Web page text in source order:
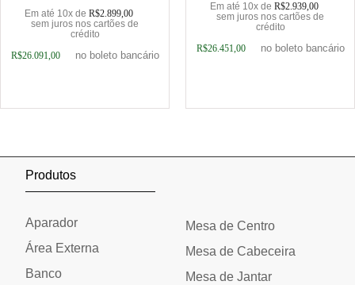
Em até 10x de R$2.899,00
sem juros nos cartões de
crédito
R$26.091,00 no boleto bancário
Em até 10x de R$2.939,00
sem juros nos cartões de
crédito
R$26.451,00 no boleto bancário
Produtos
Aparador
Área Externa
Banco
Mesa de Centro
Mesa de Cabeceira
Mesa de Jantar